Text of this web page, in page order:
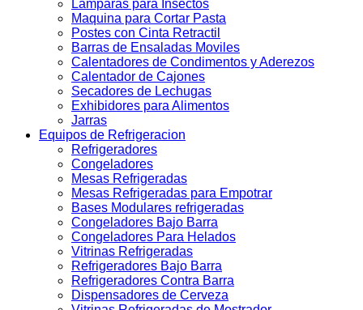
Lamparas para Insectos
Maquina para Cortar Pasta
Postes con Cinta Retractil
Barras de Ensaladas Moviles
Calentadores de Condimentos y Aderezos
Calentador de Cajones
Secadores de Lechugas
Exhibidores para Alimentos
Jarras
Equipos de Refrigeracion
Refrigeradores
Congeladores
Mesas Refrigeradas
Mesas Refrigeradas para Empotrar
Bases Modulares refrigeradas
Congeladores Bajo Barra
Congeladores Para Helados
Vitrinas Refrigeradas
Refrigeradores Bajo Barra
Refrigeradores Contra Barra
Dispensadores de Cerveza